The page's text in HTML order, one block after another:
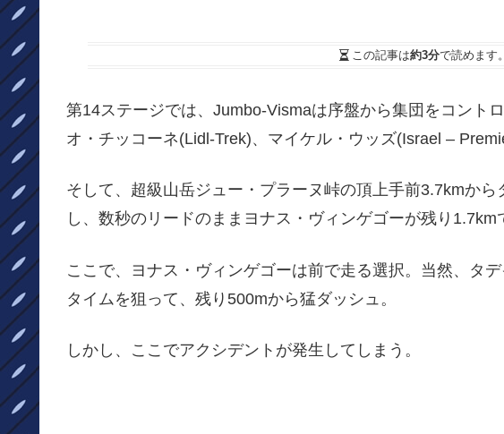
この記事は約3分で読めます。
第14ステージでは、Jumbo-Vismaは序盤から集団をコント
オ・チッコーネ(Lidl-Trek)、マイケル・ウッズ(Israel –
そして、超級山岳ジュー・プラーヌ峠の頂上手前3.7kmか
し、数秒のリードのままヨナス・ヴィンゲゴーが残り1.7km
ここで、ヨナス・ヴィンゲゴーは前で走る選択。当然、タ
タイムを狙って、残り500mから猛ダッシュ。
しかし、ここでアクシデントが発生してしまう。